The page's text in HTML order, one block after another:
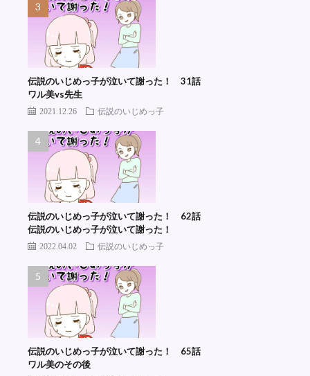
伝説のいじめっ子が泣いて謝った！ 31話
ワル美vs先生
2021.12.26 伝説のいじめっ子
伝説のいじめっ子が泣いて謝った！ 62話
伝説のいじめっ子が泣いて謝った！
2022.04.02 伝説のいじめっ子
伝説のいじめっ子が泣いて謝った！ 65話
ワル美のその後